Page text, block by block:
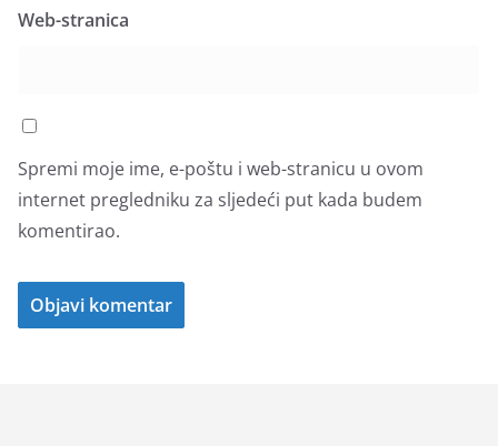
Web-stranica
Spremi moje ime, e-poštu i web-stranicu u ovom
internet pregledniku za sljedeći put kada budem
komentirao.